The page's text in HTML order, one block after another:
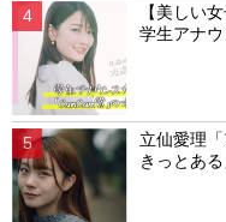
【美しい
学生アナ
立仙愛理
きっとあ